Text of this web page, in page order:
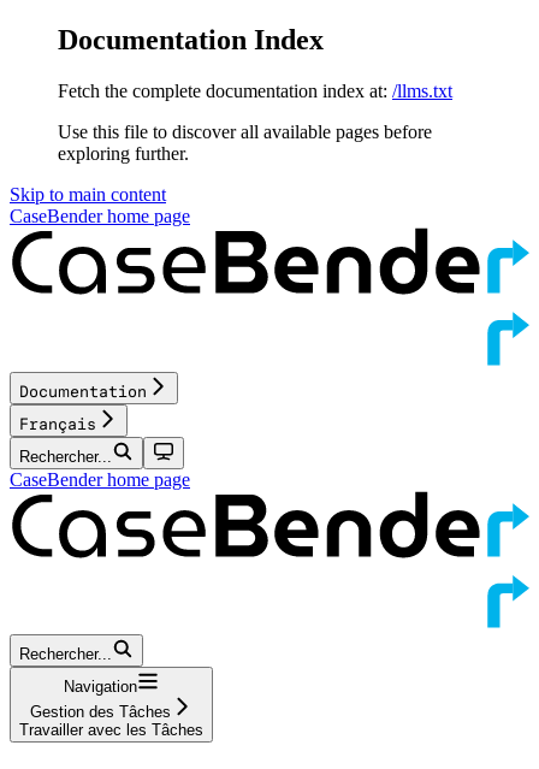
Documentation Index
Fetch the complete documentation index at: /llms.txt
Use this file to discover all available pages before
exploring further.
Skip to main content
CaseBenderhome page
Documentation
Français
Rechercher...
CaseBenderhome page
Rechercher...
Navigation
Gestion des Tâches
Travailler avec les Tâches